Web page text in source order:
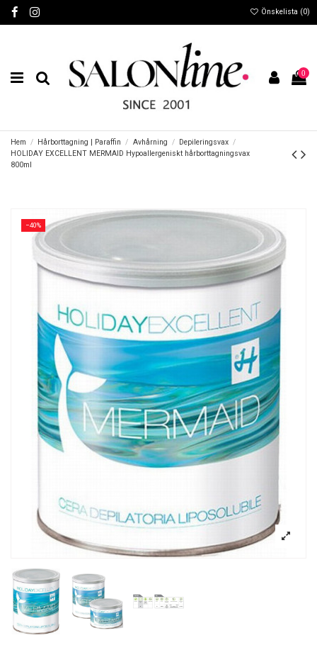
Önskelista (0)
0
Hem Hårborttagning | Paraffin Avhårning
Depileringsvax
HOLIDAY EXCELLENT MERMAID Hypoallergeniskt hårborttagningsvax
800ml
−40%